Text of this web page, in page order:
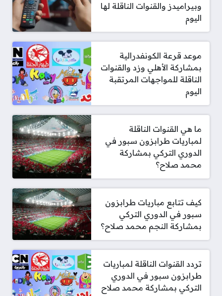
وبيراميدز والقنوات الناقلة لها
اليوم
موعد قرعة الكونفدرالية
بمشاركة الأهلي وزد والقنوات
الناقلة للمواجهات المرتقبة
اليوم
ما هي القنوات الناقلة
لمباريات طرابزون سبور في
الدوري التركي بمشاركة
محمد صلاح؟
كيف تتابع مباريات طرابزون
سبور في الدوري التركي
بمشاركة النجم محمد صلاح؟
تردد القنوات الناقلة لمباريات
طرابزون سبور في الدوري
التركي بمشاركة محمد صلاح